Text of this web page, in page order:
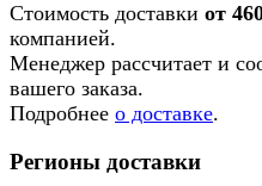
Стоимость доставки от
компанией.
Менеджер рассчитает и
вашего заказа.
Подробнее о доставке.
Регионы доставки